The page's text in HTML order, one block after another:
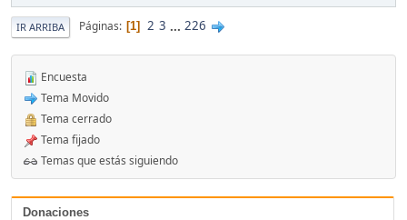
Donaciones
IR ARRIBA Páginas 1 2 3 ... 226
Encuesta
Tema Movido
Tema cerrado
Tema fijado
Temas que estás siguiendo